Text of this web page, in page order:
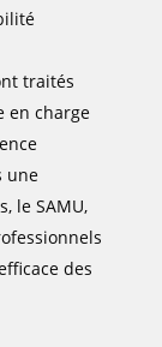
traités
en charge
une
le SAMU,
des